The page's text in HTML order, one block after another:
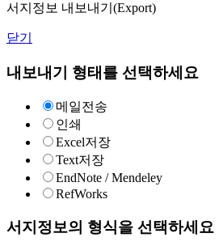
서지정보 내보내기(Export)
닫기
내보내기 형태를 선택하세요
메일전송
인쇄
Excel저장
Text저장
EndNote / Mendeley
RefWorks
서지정보의 형식을 선택하세요